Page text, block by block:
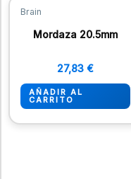
Brain
Mordaza 20.5mm
27,83 €
AÑADIR AL
CARRITO